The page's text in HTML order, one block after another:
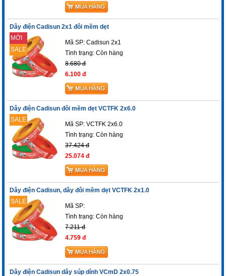
Dây điện Cadisun 2x1 đôi mềm dẹt
MỚI
SALE
Mã SP: Cadisun 2x1
Tình trạng:Còn hàng
8.680 đ
6.100 đ
Dây điện Cadisun đôi mềm dẹt VCTFK 2x6.0
SALE
Mã SP: VCTFK 2x6.0
Tình trạng:Còn hàng
37.424 đ
25.074 đ
Dây điện Cadisun, dây đôi mềm dẹt VCTFK 2x1.0
SALE
Mã SP:
Tình trạng:Còn hàng
7.211 đ
4.759 đ
Dây điện Cadisun dây súp dính VCmD 2x0.75